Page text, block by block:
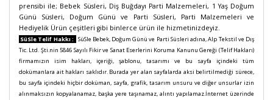
prensibi ile; Bebek Süsleri, Diş Buğdayı Parti Malzemeleri, 1 Yaş Doğum
Günü Süsleri, Doğum Günü ve Parti Süsleri, Parti Malzemeleri ve
Hediyelik Ürün çeşitleri gibi binlerce ürün ile hizmetinizdeyiz.
SüSle Telif Hakkı :
SüSle Bebek, Doğum Günü ve Parti Süsleri adına, Alp Tekstil ve Dış
Tic. Ltd. Şti.nin 5846 Sayılı Fikir ve Sanat Eserlerini Koruma Kanunu Gereği (Telif Hakları)
firmamızın isim hakları, içeriği, şablonu, tasarımı ve bu sayfa içindeki tüm
dokümanlara ait hakları saklıdır. Burada yer alan sayfalarda aksi belirtilmediği sürece,
bu sayfa içindeki hiçbir doküman, sayfa, grafik, tasarım unsuru ve diğer unsurlar izin
alınmaksızın kopyalanamaz, başka yere taşınamaz, alıntı yapılamaz.İnternet üzerinde